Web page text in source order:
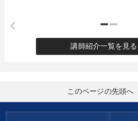
講師紹介一覧を見る
このページの先頭へ